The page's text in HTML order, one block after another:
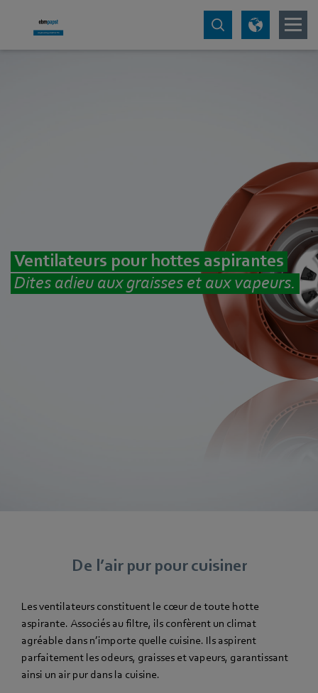
Ventilateurs pour hottes aspirantes
Dites adieu aux graisses et aux vapeurs.
De l’air pur pour cuisiner
Les ventilateurs constituent le cœur de toute hotte
aspirante. Associés au filtre, ils confèrent un climat
agréable dans n’importe quelle cuisine. Ils aspirent
parfaitement les odeurs, graisses et vapeurs, garantissant
ainsi un air pur dans la cuisine.